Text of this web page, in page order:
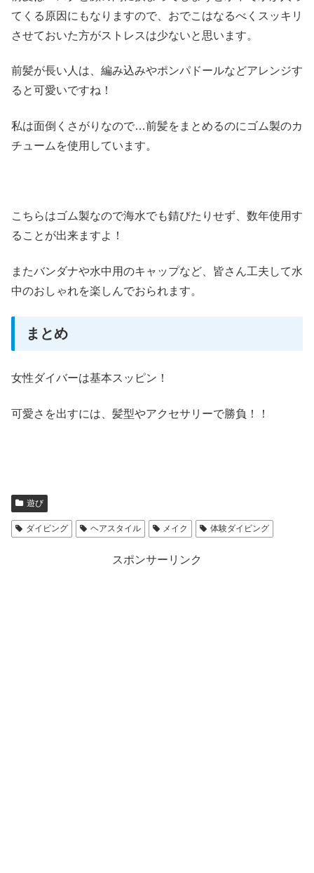
てくる原因にもなりますので、おでこはなるべくスッキリ
させておいた方がストレスは少ないと思います。
前髪が長い人は、編み込みやポンパドールなどアレンジす
ると可愛いですね！
私は面倒くさがりなので…前髪をまとめるのにゴム製のカ
チュームを使用しています。
こちらはゴム製なので海水でも錆びたりせず、数年使用す
ることが出来ますよ！
またバンダナや水中用のキャップなど、皆さん工夫して水
中のおしゃれを楽しんでおられます。
まとめ
女性ダイバーは基本スッピン！
可愛さを出すには、髪型やアクセサリーで勝負！！
遊び
ダイビング ヘアスタイル メイク 体験ダイビング
スポンサーリンク